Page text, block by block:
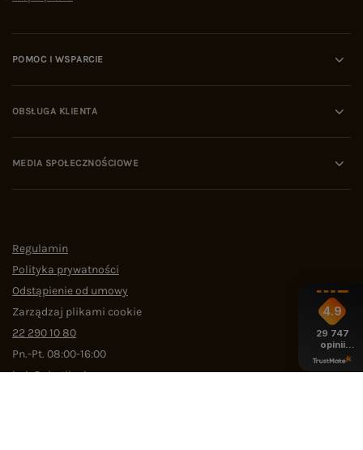
POMOC I WSPARCIE
OBSŁUGA KLIENTA
MEDIA SPOŁECZNOŚCIOWE
Regulamin
Polityka prywatności
Odstąpienie od umowy
Zarządzaj plikami cookie
22 290 10 80
Pn.-Pt. 08:00-16:00
bok@ebutik.pl
4.9
29 747
opinii
z całego